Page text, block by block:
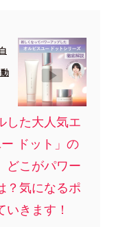
した大人気エ
ドット」の
どこがパワー
？気になるポ
きます！